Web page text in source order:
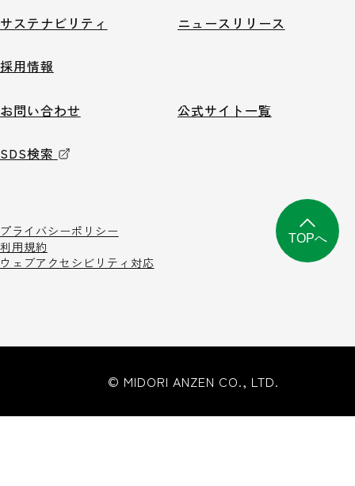
サステナビリティ ニュースリリース
採用情報
お問い合わせ 公式サイト一覧
SDS検索
プライバシーポリシー
利用規約
ウェブアクセシビリティ対応
© MIDORI ANZEN CO., LTD.
TOPへ